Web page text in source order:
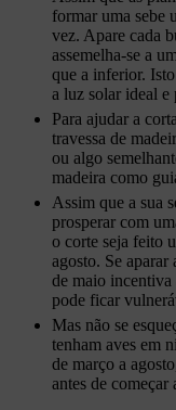
formar uma sebe
vez. Apare cada
assemelha-se a
que a inferior.
a luz solar ideal e
Para ajudar a
travessa de
ou algo
madeira como
Assim que a sua
prosperar com
o corte seja feito
agosto. Se aparar
de maio incentiva
pode ficar
Mas não se
tenham aves em
de março a
antes de começar